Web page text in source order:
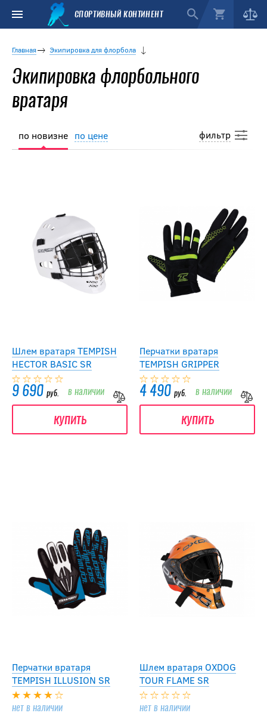
СПОРТИВНЫЙ КОНТИНЕНТ
Главная Экипировка для флорбола
Экипировка флорбольного
вратаря
фильтр
по новизне по цене
Шлем вратаря TEMPISH
HECTOR BASIC SR
9 690 руб. в наличии
купить
Перчатки вратаря
TEMPISH GRIPPER
4 490 руб. в наличии
купить
Перчатки вратаря
TEMPISH ILLUSION SR
нет в наличии
Шлем вратаря OXDOG
TOUR FLAME SR
нет в наличии